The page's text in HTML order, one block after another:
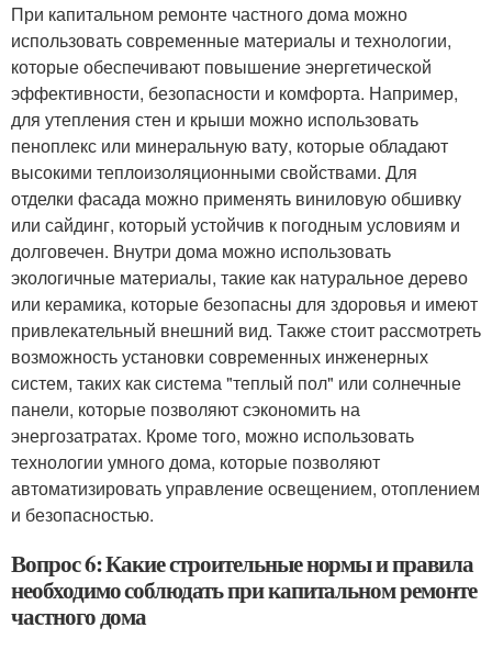
При капитальном ремонте частного дома можно
использовать современные материалы и технологии,
которые обеспечивают повышение энергетической
эффективности, безопасности и комфорта. Например,
для утепления стен и крыши можно использовать
пеноплекс или минеральную вату, которые обладают
высокими теплоизоляционными свойствами. Для
отделки фасада можно применять виниловую обшивку
или сайдинг, который устойчив к погодным условиям и
долговечен. Внутри дома можно использовать
экологичные материалы, такие как натуральное дерево
или керамика, которые безопасны для здоровья и имеют
привлекательный внешний вид. Также стоит рассмотреть
возможность установки современных инженерных
систем, таких как система "теплый пол" или солнечные
панели, которые позволяют сэкономить на
энергозатратах. Кроме того, можно использовать
технологии умного дома, которые позволяют
автоматизировать управление освещением, отоплением
и безопасностью.
Вопрос 6: Какие строительные нормы и правила
необходимо соблюдать при капитальном ремонте
частного дома